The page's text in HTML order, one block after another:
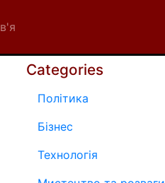
Categories
Політика
Бізнес
Технологія